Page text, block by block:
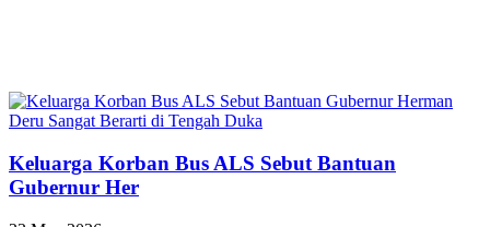
Keluarga Korban Bus ALS Sebut Bantuan
Gubernur Her